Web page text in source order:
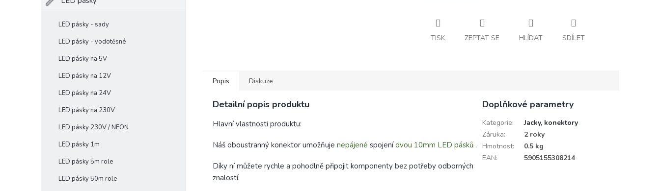
LED pásky - sady
LED pásky - vodotěsné
LED pásky na 5V
LED pásky na 12V
LED pásky na 24V
LED pásky na 230V
LED pásky 230V / NEON
LED pásky 1m
LED pásky 5m role
LED pásky 50m role
TISK ZEPTAT SE HLÍDAT SDÍLET
Popis Diskuze
Detailní popis produktu
Hlavní vlastnosti produktu:
Náš oboustranný konektor umožňuje nepájené spojenídvou 10mm LED pásků .
Díky ní můžete rychle a pohodlně připojit komponenty bez potřeby odborných
znalostí.
Doplňkové parametry
Kategorie:
Jacky, konektory
Záruka:
2 roky
Hmotnost:
0.5 kg
EAN: 5905155308214